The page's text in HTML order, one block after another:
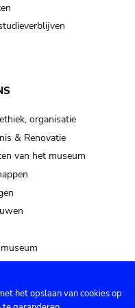
organisatie
& Renovatie
van het museum
het opslaan van cookies op